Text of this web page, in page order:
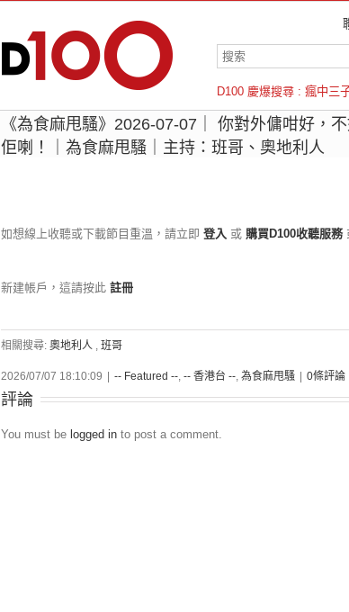
D100 慶爆搜尋 : 瘋中三
羅倫斯
《為食麻甩騷》2026-07-07｜ 你對外傭咁好，
佢喇！｜為食麻甩騷｜主持：班哥、奧地利人
如想線上收聽或下載節目重溫，請立即 登入 或 購買D100收聽服務
新建帳戶，這請按此 註冊
相關搜尋: 奧地利人 , 班哥
2026/07/07 18:10:09 -- Featured --, -- 香港台 --, 為食麻甩騷 0條評論
評論
You must be logged in to post a comment.